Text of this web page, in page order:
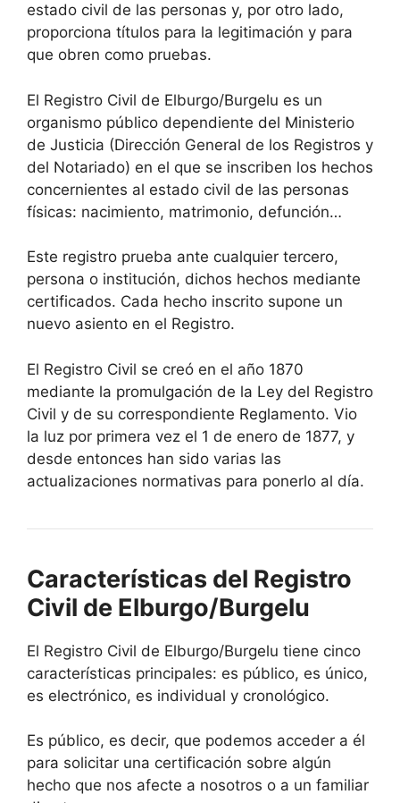
estado civil de las personas y, por otro lado,
proporciona títulos para la legitimación y para
que obren como pruebas.
El Registro Civil de Elburgo/Burgelu es un
organismo público dependiente del Ministerio
de Justicia (Dirección General de los Registros y
del Notariado) en el que se inscriben los hechos
concernientes al estado civil de las personas
físicas: nacimiento, matrimonio, defunción…
Este registro prueba ante cualquier tercero,
persona o institución, dichos hechos mediante
certificados. Cada hecho inscrito supone un
nuevo asiento en el Registro.
El Registro Civil se creó en el año 1870
mediante la promulgación de la Ley del Registro
Civil y de su correspondiente Reglamento. Vio
la luz por primera vez el 1 de enero de 1877, y
desde entonces han sido varias las
actualizaciones normativas para ponerlo al día.
Características del Registro
Civil de Elburgo/Burgelu
El Registro Civil de Elburgo/Burgelu tiene cinco
características principales: es público, es único,
es electrónico, es individual y cronológico.
Es público, es decir, que podemos acceder a él
para solicitar una certificación sobre algún
hecho que nos afecte a nosotros o a un familiar